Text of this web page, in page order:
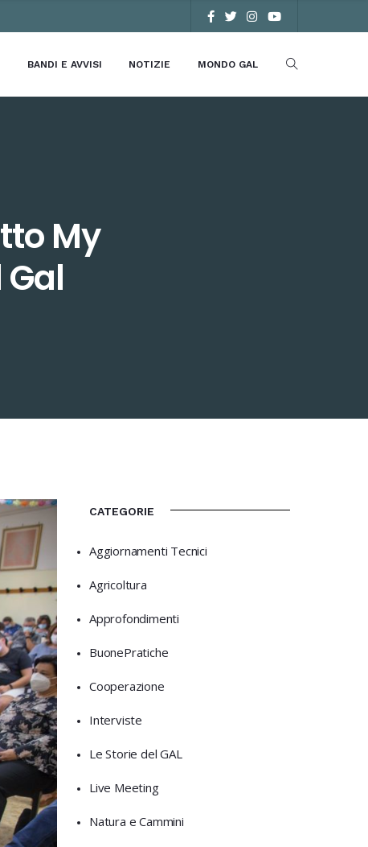
BANDI E AVVISI NOTIZIE MONDO GAL
My
CATEGORIE
Aggiornamenti Tecnici
Agricoltura
Approfondimenti
BuonePratiche
Cooperazione
Interviste
Le Storie del GAL
Live Meeting
Natura e Cammini